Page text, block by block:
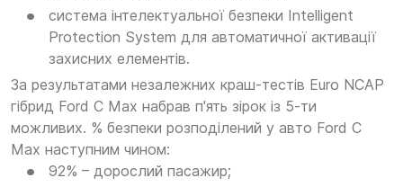
система інтелектуальної безпеки Intelligent
Protection System для автоматичної активації
захисних елементів.
За результатами незалежних краш-тестів Euro NCAP
гібрид Ford C Max набрав п'ять зірок із 5-ти
можливих. % безпеки розподілений у авто Ford C
Max наступним чином:
92% – дорослий пасажир;